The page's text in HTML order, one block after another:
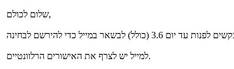
שלום לכולם,
למייל יש לצרף את האישורים הרלוונטיים.